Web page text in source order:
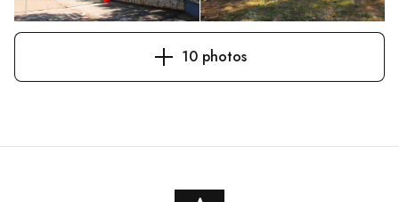
10 photos